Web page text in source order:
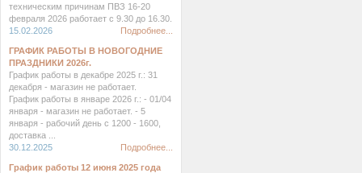
техническим причинам ПВЗ 16-20
февраля 2026 работает с 9.30 до 16.30.
15.02.2026
Подробнее...
ГРАФИК РАБОТЫ В НОВОГОДНИЕ
ПРАЗДНИКИ 2026г.
График работы в декабре 2025 г.: 31
декабря - магазин не работает.
График работы в январе 2026 г.: - 01/04
января - магазин не работает. - 5
января - рабочий день с 1200 - 1600,
доставка ...
30.12.2025
Подробнее...
График работы 12 июня 2025 года